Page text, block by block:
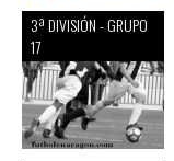
3ª DIVISIÓN - GRUPO
17